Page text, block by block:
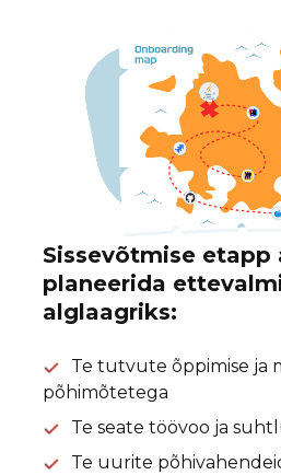
Sissevõtmise etapp
planeerida
alglaagriks:
Te tutvute õppimise ja
põhimõtetega
Te seate töövoo ja
Te uurite